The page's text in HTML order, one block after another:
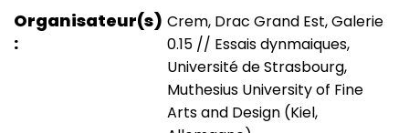
Organisateur(s) Crem, Drac Grand Est, Galerie
0.15 // Essais dynmaiques,
Université de Strasbourg,
Muthesius University of Fine
Arts and Design (Kiel,